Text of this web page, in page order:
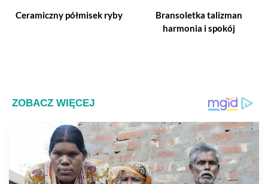
Ceramiczny półmisek ryby
Bransoletka talizman
harmonia i spokój